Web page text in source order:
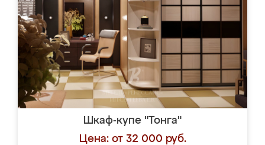
Шкаф-купе "Тонга"
Цена: от 32 000 руб.